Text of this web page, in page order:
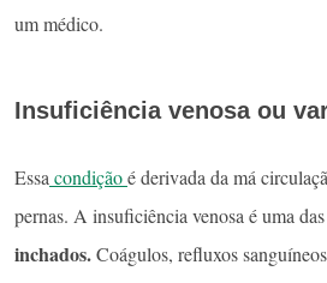
um médico.
Insuficiência venosa ou
Essacondiçãoé derivada da má
pernas. A insuficiência venosa é uma
inchados.Coágulos, refluxos